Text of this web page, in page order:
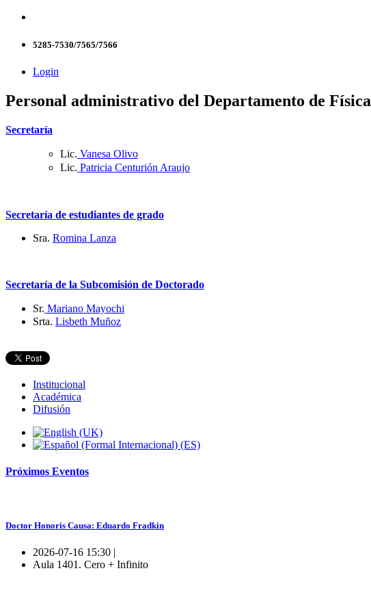
5285-7530/7565/7566
Login
Personal administrativo del Departamento de Física
Secretaría
Lic. Vanesa Olivo
Lic. Patricia Centurión Araujo
Secretaría de estudiantes de grado
Sra. Romina Lanza
Secretaría de la Subcomisión de Doctorado
Sr. Mariano Mayochi
Srta. Lisbeth Muñoz
Institucional
Académica
Difusión
Próximos Eventos
Doctor Honoris Causa: Eduardo Fradkin
2026-07-16 15:30 |
Aula 1401. Cero + Infinito